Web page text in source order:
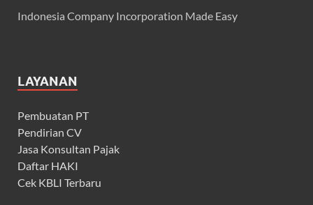
Indonesia Company Incorporation Made Easy
LAYANAN
Pembuatan PT
Pendirian CV
Jasa Konsultan Pajak
Daftar HAKI
Cek KBLI Terbaru